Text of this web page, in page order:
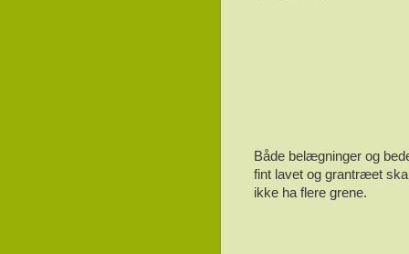
Både belægninger og
fint lavet og grantræet
ikke ha flere grene.